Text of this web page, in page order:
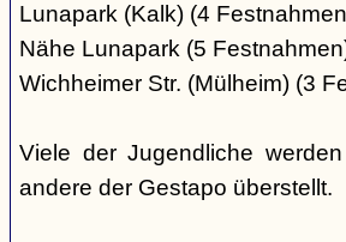
Lunapark (Kalk) (4
Nähe Lunapark (5
Wichheimer Str. (Mülheim) (3
Viele der Jugendliche
andere der Gestapo überstellt.